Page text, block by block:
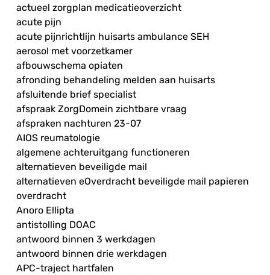
actueel zorgplan medicatieoverzicht
acute pijn
acute pijnrichtlijn huisarts ambulance SEH
aerosol met voorzetkamer
afbouwschema opiaten
afronding behandeling melden aan huisarts
afsluitende brief specialist
afspraak ZorgDomein zichtbare vraag
afspraken nachturen 23-07
AIOS reumatologie
algemene achteruitgang functioneren
alternatieven beveiligde mail
alternatieven eOverdracht beveiligde mail papieren
overdracht
Anoro Ellipta
antistolling DOAC
antwoord binnen 3 werkdagen
antwoord binnen drie werkdagen
APC-traject hartfalen